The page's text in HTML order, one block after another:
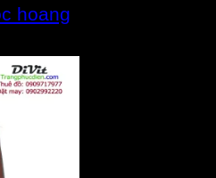
hoang